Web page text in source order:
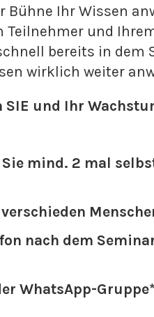
Bühne Ihr Wissen
Teilnehmer und
bereits in dem
wirklich weiter
SIE und Ihr
mind. 2 mal
nach dem
WhatsApp-